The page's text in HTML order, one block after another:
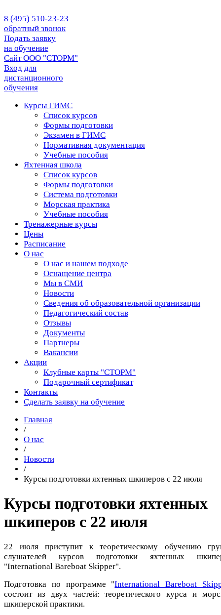
8 (495) 510-23-23
обратный звонок
Подать заявку
на обучение
Сайт ООО "СТОРМ"
Вход для
дистанционного
обучения
Курсы ГИМС
Список курсов
Формы подготовки
Экзамен в ГИМС
Нормативная документация
Учебные пособия
Яхтенная школа
Список курсов
Формы подготовки
Cистема подготовки
Морская практика
Учебные пособия
Тренажерные курсы
Цены
Расписание
О нас
О нас и нашем подходе
Оснащение центра
Мы в СМИ
Новости
Сведения об образовательной организации
Педагогический состав
Отзывы
Документы
Партнеры
Вакансии
Акции
Клубные карты "СТОРМ"
Подарочный сертификат
Контакты
Сделать заявку на обучение
Главная
/
О нас
/
Новости
/
Курсы подготовки яхтенных шкиперов с 22 июля
Курсы подготовки яхтенных
шкиперов с 22 июля
22 июля приступит к теоретическому обучению
слушателей курсов подготовки яхтенных
"International Bareboat Skipper".
Подготовка по программе "International Bareboat
состоит из двух частей: теоретического курса и
шкиперской практики.